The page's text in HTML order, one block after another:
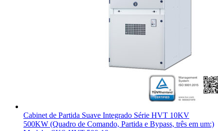
Cabinet de Partida Suave Integrado Série HVT 10KV
500KW (Quadro de Comando, Partida e Bypass, três em um:)